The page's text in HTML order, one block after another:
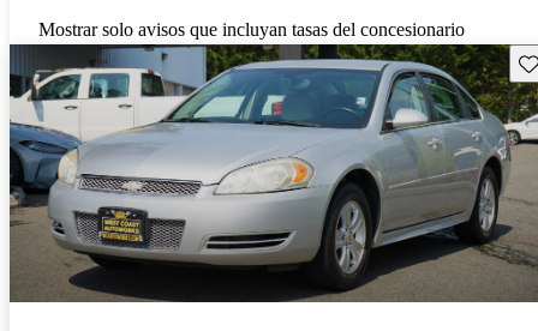
Mostrar solo avisos que incluyan tasas del concesionario